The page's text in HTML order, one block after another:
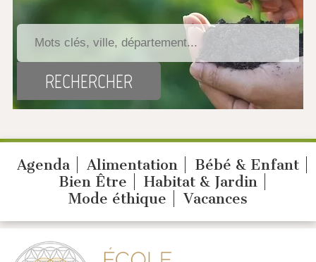
Agenda Alimentation
Bébé & Enfant
Bien Être
Habitat & Jardin
Mode éthique
Vacances